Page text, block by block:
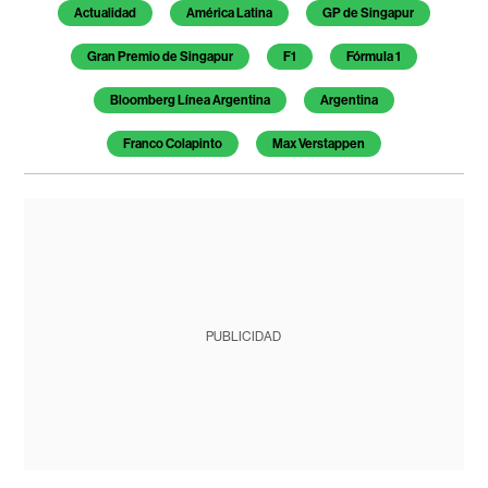
Actualidad América Latina GP de Singapur
Gran Premio de Singapur F1 Fórmula 1
Bloomberg Línea Argentina Argentina
Franco Colapinto Max Verstappen
PUBLICIDAD